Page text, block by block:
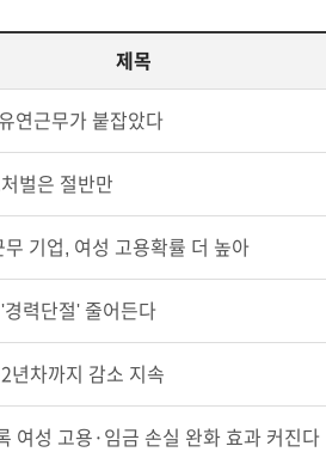
제목
연근무가 붙잡았다
벌은 절반만
기업, 여성 고용확률 더 높아
력단절' 줄어든다
차까지 감소 지속
여성 고용·임금 손실 완화 효과 커진다